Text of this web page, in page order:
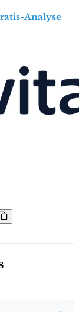
Analyse